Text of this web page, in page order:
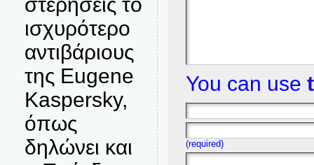
ισχυρότερο
αντιβάριους
της Eugene
Kaspersky,
όπως
δηλώνει και
You can use
(required)